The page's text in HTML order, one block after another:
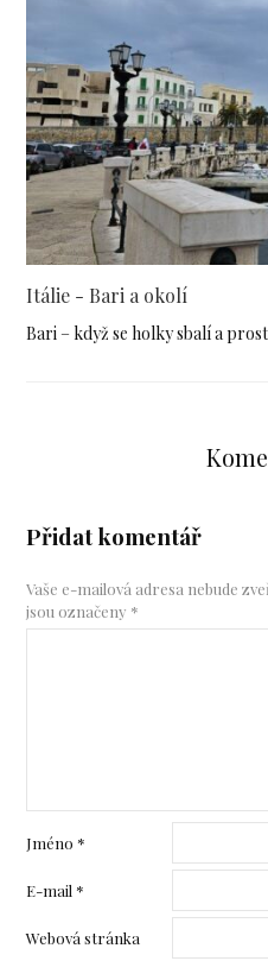
Itálie - Bari a okolí
Bari – když se holky sbalí a
Přidat komentář
Vaše e-mailová adresa nebude
jsou označeny *
Jméno*
E-mail*
Webová stránka